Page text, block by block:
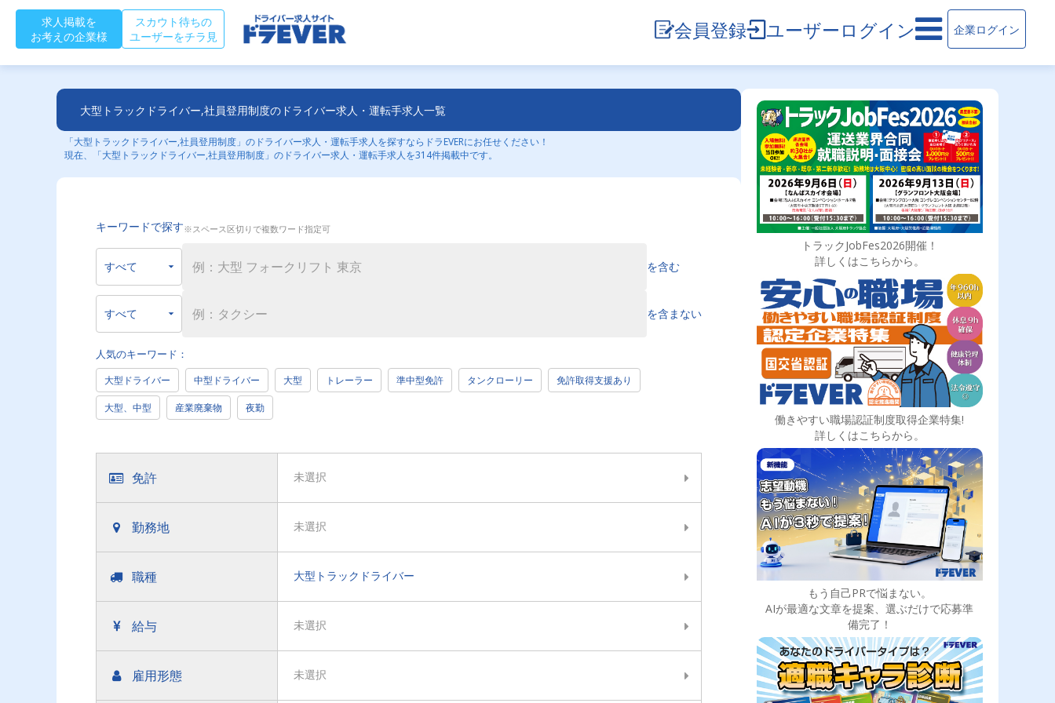
求人掲載を
お考えの企業様
スカウト待ちの
ユーザーをチラ見
会員登録 ユーザーログイン 企業ログイン
大型トラックドライバー,社員登用制度のドライバー求人・運転手求人一覧
「大型トラックドライバー,社員登用制度」のドライバー求人・運転手求人を探すならドラEVERにお任せください！
現在、「大型トラックドライバー,社員登用制度」のドライバー求人・運転手求人を314件掲載中です。
キーワードで探す※スペース区切りで複数ワード指定可
を含む
を含まない
人気のキーワード：
大型ドライバー 中型ドライバー 大型 トレーラー 準中型免許 タンクローリー 免許取得支援あり
大型、中型 産業廃棄物 夜勤
免許 未選択
勤務地 未選択
職種 大型トラックドライバー
給与 未選択
雇用形態 未選択
トラックJobFes2026開催！
詳しくはこちらから。
働きやすい職場認証制度取得企業特集!
詳しくはこちらから。
もう自己PRで悩まない。
AIが最適な文章を提案、選ぶだけで応募準
備完了！